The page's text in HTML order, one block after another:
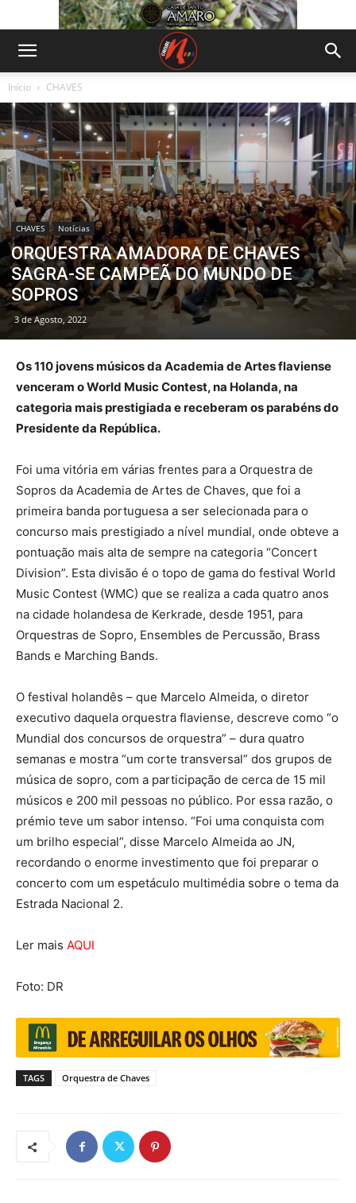
Início CHAVES
CHAVES Notícias
ORQUESTRA AMADORA DE CHAVES
SAGRA-SE CAMPEÃ DO MUNDO DE
SOPROS
3 de Agosto, 2022
Os 110 jovens músicos da Academia de Artes flaviense
venceram o World Music Contest, na Holanda, na
categoria mais prestigiada e receberam os parabéns do
Presidente da República.
Foi uma vitória em várias frentes para a Orquestra de
Sopros da Academia de Artes de Chaves, que foi a
primeira banda portuguesa a ser selecionada para o
concurso mais prestigiado a nível mundial, onde obteve a
pontuação mais alta de sempre na categoria “Concert
Division”. Esta divisão é o topo de gama do festival World
Music Contest (WMC) que se realiza a cada quatro anos
na cidade holandesa de Kerkrade, desde 1951, para
Orquestras de Sopro, Ensembles de Percussão, Brass
Bands e Marching Bands.
O festival holandês – que Marcelo Almeida, o diretor
executivo daquela orquestra flaviense, descreve como “o
Mundial dos concursos de orquestra” – dura quatro
semanas e mostra “um corte transversal” dos grupos de
música de sopro, com a participação de cerca de 15 mil
músicos e 200 mil pessoas no público. Por essa razão, o
prémio teve um sabor intenso. “Foi uma conquista com
um brilho especial”, disse Marcelo Almeida ao JN,
recordando o enorme investimento que foi preparar o
concerto com um espetáculo multimédia sobre o tema da
Estrada Nacional 2.
Ler mais AQUI
Foto: DR
TAGS Orquestra de Chaves